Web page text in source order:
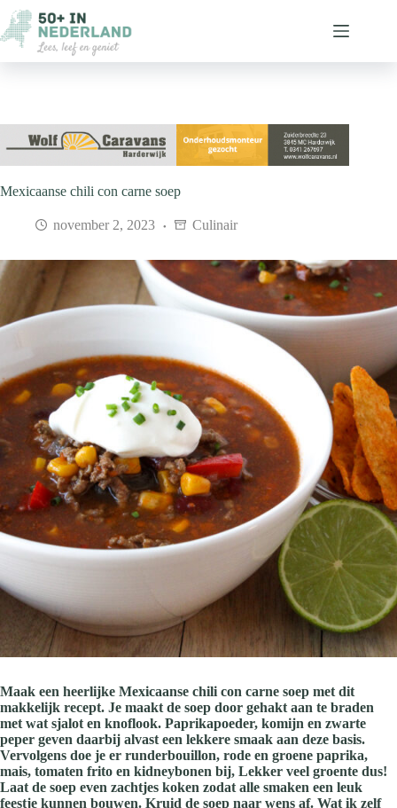
naar
de
inhoud
Mexicaanse chili con carne soep
november 2, 2023 Culinair
Maak een heerlijke Mexicaanse chili con carne soep met dit
makkelijk recept. Je maakt de soep door gehakt aan te braden
met wat sjalot en knoflook. Paprikapoeder, komijn en zwarte
peper geven daarbij alvast een lekkere smaak aan deze basis.
Vervolgens doe je er runderbouillon, rode en groene paprika,
mais, tomaten frito en kidneybonen bij, Lekker veel groente dus!
Laat de soep even zachtjes koken zodat alle smaken een leuk
feestje kunnen bouwen. Kruid de soep naar wens af. Wat ik zelf